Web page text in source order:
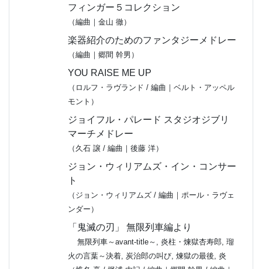
フィンガー５コレクション
（編曲｜金山 徹）
楽器紹介のためのファンタジーメドレー
（編曲｜郷間 幹男）
YOU RAISE ME UP
（ロルフ・ラヴランド / 編曲｜ベルト・アッペル
モント）
ジョイフル・パレード スタジオジブリ
マーチメドレー
（久石 譲 / 編曲｜後藤 洋）
ジョン・ウィリアムズ・イン・コンサー
ト
（ジョン・ウィリアムズ / 編曲｜ポール・ラヴェ
ンダー）
「鬼滅の刃」 無限列車編より
無限列車～avant-title～, 炎柱・煉󠄁獄杏寿郎, 瑠
火の言葉～決着, 炭治郎の叫び, 煉󠄁獄の最後, 炎